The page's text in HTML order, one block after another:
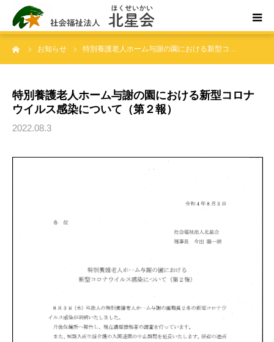
お知らせ 特別養護老人ホーム与謝の園における新型コ…
特別養護老人ホーム与謝の園における新型コロナ
ウイルス感染について（第２報）
2022.08.3
ホーム
お問い合わせ